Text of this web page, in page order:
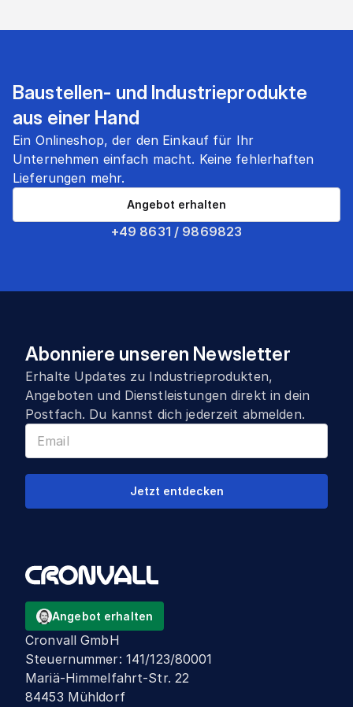
Baustellen- und Industrieprodukte
aus einer Hand
Ein Onlineshop, der den Einkauf für Ihr
Unternehmen einfach macht. Keine fehlerhaften
Lieferungen mehr.
+49 8631 / 9869823
Angebot erhalten
Abonniere unseren Newsletter
Erhalte Updates zu Industrieprodukten,
Angeboten und Dienstleistungen direkt in dein
Postfach. Du kannst dich jederzeit abmelden.
Jetzt entdecken
Angebot erhalten
Cronvall GmbH
Steuernummer: 141/123/80001
Mariä-Himmelfahrt-Str. 22
84453 Mühldorf